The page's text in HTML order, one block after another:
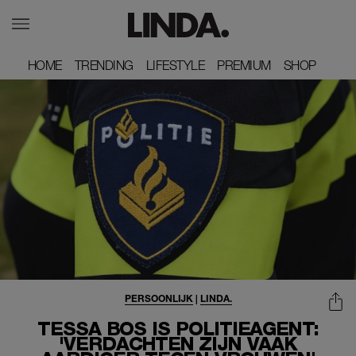
HOME
HOME TRENDING
TRENDING LIFESTYLE
LIFESTYLE PREMIUM
PREMIUM SHOP
SHOP
TESSA BOS IS POLITIEAGENT:
'VERDACHTEN ZIJN VAAK
PERSOONLIJK | LINDA.